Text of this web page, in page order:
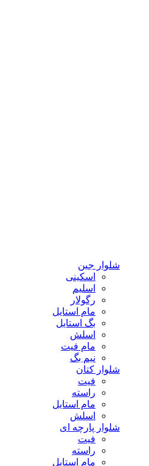
شلوار جین
اسکینی
اسلیم
رگولار
مام استایل
بگ استایل
اسلش
مام فیت
نیم بگ
شلوار کتان
فیت
راسته
مام استایل
اسلش
شلوار پارچه ای
فیت
راسته
مام استایل